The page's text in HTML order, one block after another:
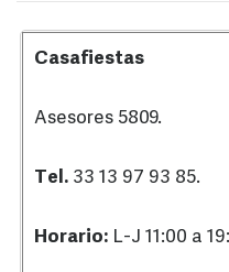
Casafiestas
Asesores 5809.
Tel. 33 13 97 93 85.
Horario: L-J 11:00 a